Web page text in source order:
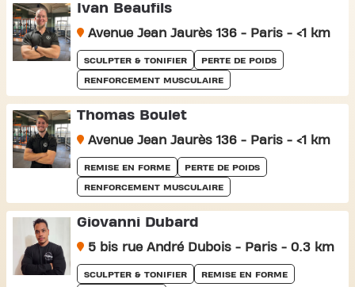
Ivan Beaufils
Avenue Jean Jaurès 136 - Paris - <1 km
SCULPTER & TONIFIER PERTE DE POIDS
RENFORCEMENT MUSCULAIRE
Thomas Boulet
Avenue Jean Jaurès 136 - Paris - <1 km
REMISE EN FORME PERTE DE POIDS
RENFORCEMENT MUSCULAIRE
Giovanni Dubard
5 bis rue André Dubois - Paris - 0.3 km
SCULPTER & TONIFIER REMISE EN FORME